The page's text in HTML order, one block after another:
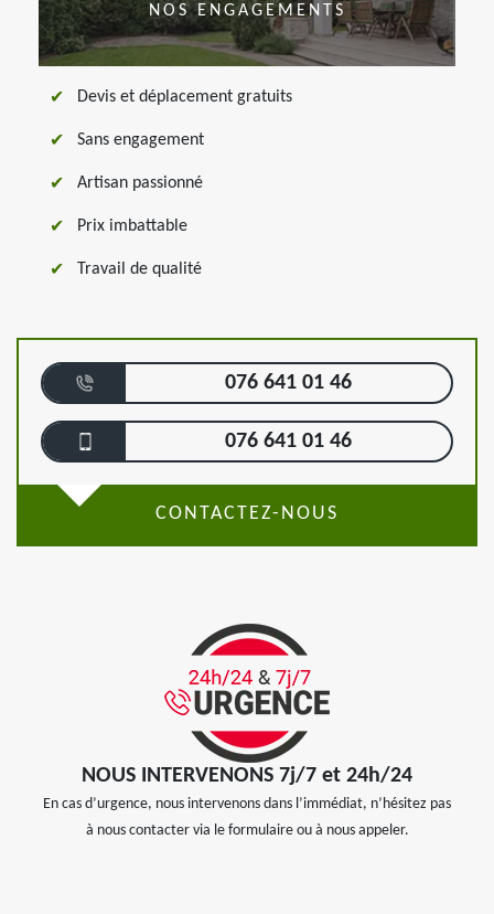
NOS ENGAGEMENTS
Devis et déplacement gratuits
Sans engagement
Artisan passionné
Prix imbattable
Travail de qualité
076 641 01 46
076 641 01 46
CONTACTEZ-NOUS
NOUS INTERVENONS 7j/7 et 24h/24
En cas d’urgence, nous intervenons dans l’immédiat, n’hésitez pas
à nous contacter via le formulaire ou à nous appeler.